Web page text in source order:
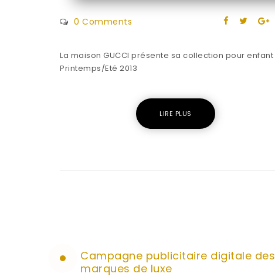
0 Comments
La maison GUCCI présente sa collection pour enfant
Printemps/Eté 2013
LIRE PLUS
Campagne publicitaire digitale des
marques de luxe